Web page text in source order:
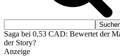
Saga bei 0,53 CAD: Bewertet der
der Story?
Anzeige